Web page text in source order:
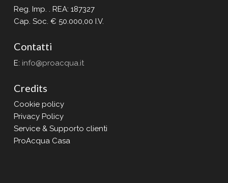
Reg. Imp. . REA: 187327
Cap. Soc. € 50.000,00 I.V.
Contatti
E: info@proacqua.it
Credits
Cookie policy
Privacy Policy
Service & Supporto clienti
ProAcqua Casa